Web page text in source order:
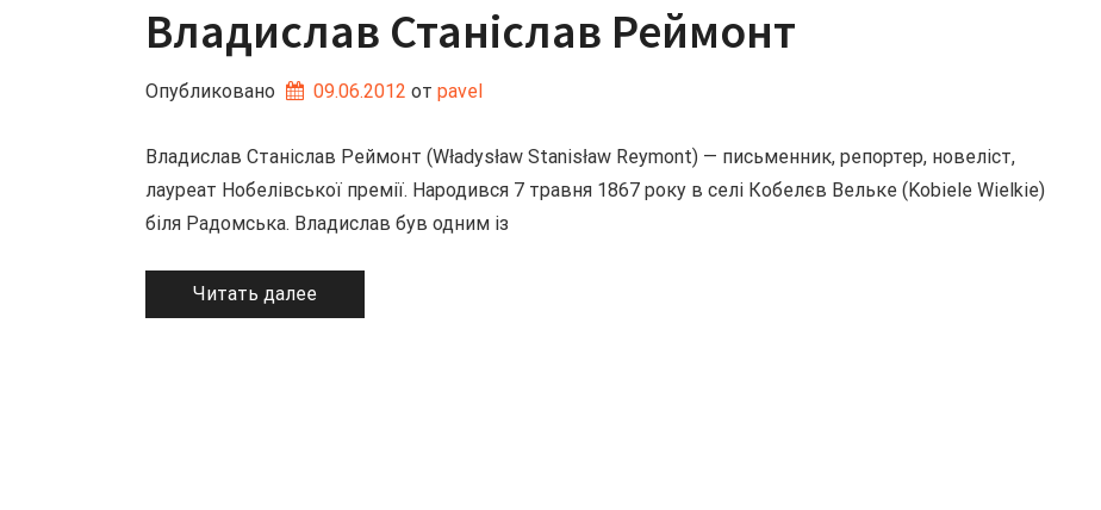
Владислав Станіслав Реймонт
Опубликовано 09.06.2012 от pavel
Владислав Станіслав Реймонт (Władysław Stanisław Reymont) — письменник, репортер, новеліст,
лауреат Нобелівської премії. Народився 7 травня 1867 року в селі Кобелєв Вельке (Kobiele Wielkie)
біля Радомська. Владислав був одним із
Читать далее